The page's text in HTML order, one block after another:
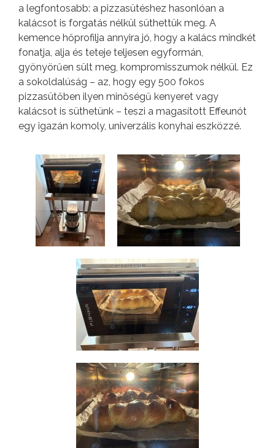
a legfontosabb: a pizzasütéshez hasonlóan a
kalácsot is forgatás nélkül süthettük meg. A
kemence hőprofilja annyira jó, hogy a kalács mindkét
fonatja, alja és teteje teljesen egyformán,
gyönyörűen sült meg, kompromisszumok nélkül. Ez
a sokoldalúság – az, hogy egy 500 fokos
pizzasütőben ilyen minőségű kenyeret vagy
kalácsot is süthetünk – teszi a magasított Effeunót
egy igazán komoly, univerzális konyhai eszközzé.